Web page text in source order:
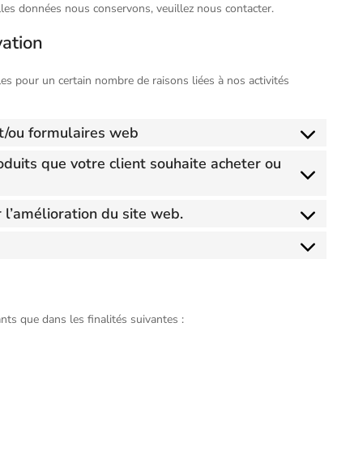
données nous conservons, veuillez nous contacter.
pour un certain nombre de raisons liées à nos activités
ou formulaires web
que votre client souhaite acheter ou
du site web.
que dans les finalités suivantes :